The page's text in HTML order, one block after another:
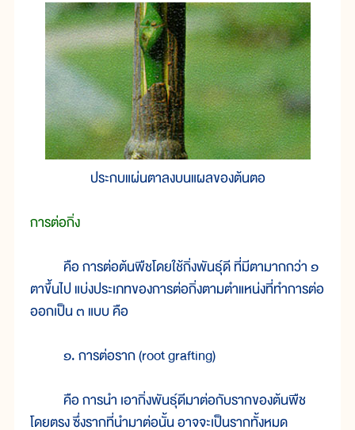
ประกบแผ่นตาลงบนแผลของต้นตอ
การต่อกิ่ง
คือ การต่อต้นพืชโดยใช้กิ่งพันธุ์ดี ที่มีตามากกว่า ๑
ตาขึ้นไป แบ่งประเภทของการต่อกิ่งตามตำแหน่งที่ทำการต่อ
ออกเป็น ๓ แบบ คือ
๑. การต่อราก (root grafting)
คือ การนำ เอากิ่งพันธุ์ดีมาต่อกับรากของต้นพืช
โดยตรง ซึ่งรากที่นำมาต่อนั้น อาจจะเป็นรากทั้งหมด